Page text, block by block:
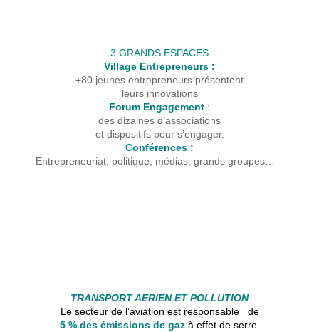
3 GRANDS ESPACES
Village Entrepreneurs :
+80 jeunes entrepreneurs présentent
leurs innovations
Forum Engagement :
des dizaines d’associations
et dispositifs pour s’engager.
Conférences :
Entrepreneuriat, politique, médias, grands groupes…
TRANSPORT AERIEN ET POLLUTION
Le secteur de l’aviation est responsable de
5 % des émissions de gaz à effet de serre.